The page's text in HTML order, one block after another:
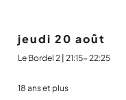
jeudi 20 août
Le Bordel 2 | 21:15- 22:25
18 ans et plus